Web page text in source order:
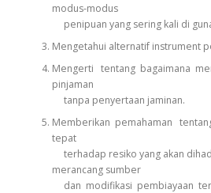
modus-modus
penipuan yang sering kali di
Mengetahui alternatif instrument
Mengerti tentang bagaimana
pinjaman
tanpa penyertaan jaminan.
Memberikan pemahaman
tepat
terhadap resiko yang akan
merancang sumber
dan modifikasi pembiayaan